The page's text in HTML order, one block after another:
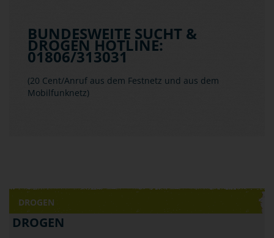
BUNDESWEITE SUCHT &
DROGEN HOTLINE:
01806/313031
(20 Cent/Anruf aus dem Festnetz und aus dem
Mobilfunknetz)
DROGEN
DROGEN